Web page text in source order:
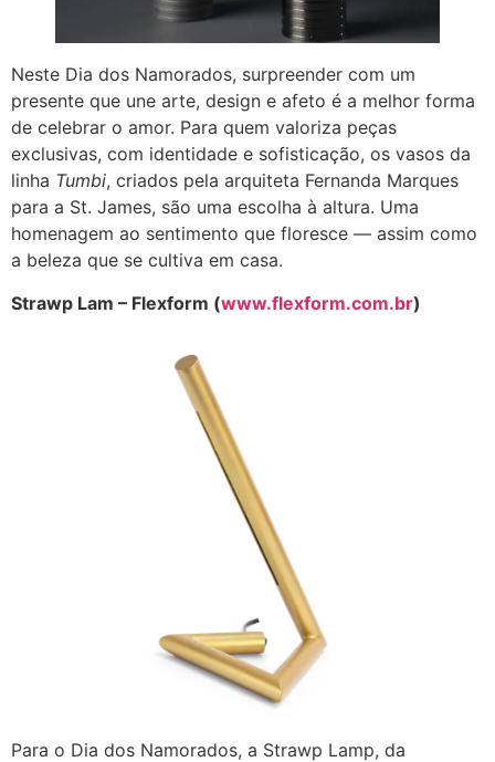
Neste Dia dos Namorados, surpreender com um
presente que une arte, design e afeto é a melhor forma
de celebrar o amor. Para quem valoriza peças
exclusivas, com identidade e sofisticação, os vasos da
linha Tumbi, criados pela arquiteta Fernanda Marques
para a St. James, são uma escolha à altura. Uma
homenagem ao sentimento que floresce — assim como
a beleza que se cultiva em casa.
Strawp Lam – Flexform (www.flexform.com.br)
Para o Dia dos Namorados, a Strawp Lamp, da